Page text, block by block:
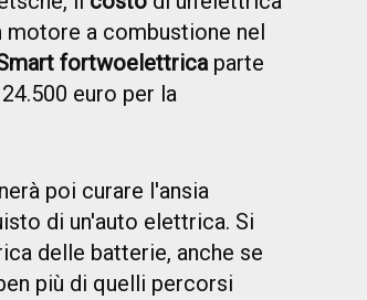
motore a combustione nel
fortwoelettricaparte
euro per la
poi curare l'ansia
di un'auto elettrica. Si
delle batterie, anche se
più di quelli percorsi